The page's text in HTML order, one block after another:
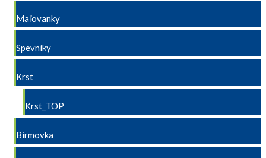
Maľovanky
Spevníky
Krst
Krst_TOP
Birmovka